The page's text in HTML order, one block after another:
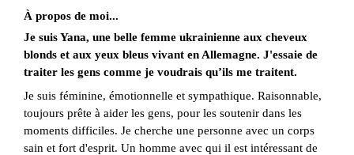
À propos de moi...
Je suis Yana, une belle femme ukrainienne aux cheveux
blonds et aux yeux bleus vivant en Allemagne. J'essaie de
traiter les gens comme je voudrais qu’ils me traitent.
Je suis féminine, émotionnelle et sympathique. Raisonnable,
toujours prête à aider les gens, pour les soutenir dans les
moments difficiles. Je cherche une personne avec un corps
sain et fort d'esprit. Un homme avec qui il est intéressant de